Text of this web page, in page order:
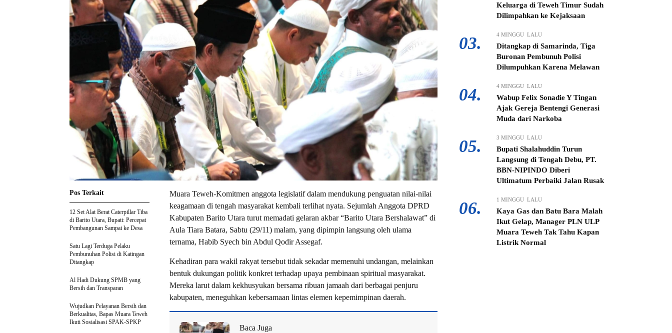
Muara Teweh-Komitmen anggota legislatif dalam mendukung penguatan nilai-nilai
keagamaan di tengah masyarakat kembali terlihat nyata. Sejumlah Anggota DPRD
Kabupaten Barito Utara turut memadati gelaran akbar “Barito Utara Bershalawat” di
Aula Tiara Batara, Sabtu (29/11) malam, yang dipimpin langsung oleh ulama
ternama, Habib Syech bin Abdul Qodir Assegaf.
Kehadiran para wakil rakyat tersebut tidak sekadar memenuhi undangan, melainkan
bentuk dukungan politik konkret terhadap upaya pembinaan spiritual masyarakat.
Mereka larut dalam kekhusyukan bersama ribuan jamaah dari berbagai penjuru
kabupaten, meneguhkan kebersamaan lintas elemen kepemimpinan daerah.
Baca Juga
Pos Terkait
12 Set Alat Berat Caterpillar Tiba
di Barito Utara, Bupati: Percepat
Pembangunan Sampai ke Desa
Satu Lagi Terduga Pelaku
Pembunuhan Polisi di Katingan
Ditangkap
Al Hadi Dukung SPMB yang
Bersih dan Transparan
Wujudkan Pelayanan Bersih dan
Berkualitas, Bapas Muara Teweh
Ikuti Sosialisasi SPAK-SPKP
Keluarga di Teweh Timur Sudah
Dilimpahkan ke Kejaksaan
03. 4 MINGGU LALU
Ditangkap di Samarinda, Tiga
Buronan Pembunuh Polisi
Dilumpuhkan Karena Melawan
04. 4 MINGGU LALU
Wabup Felix Sonadie Y Tingan
Ajak Gereja Bentengi Generasi
Muda dari Narkoba
05. 3 MINGGU LALU
Bupati Shalahuddin Turun
Langsung di Tengah Debu, PT.
BBN-NIPINDO Diberi
Ultimatum Perbaiki Jalan Rusak
06. 1 MINGGU LALU
Kaya Gas dan Batu Bara Malah
Ikut Gelap, Manager PLN ULP
Muara Teweh Tak Tahu Kapan
Listrik Normal